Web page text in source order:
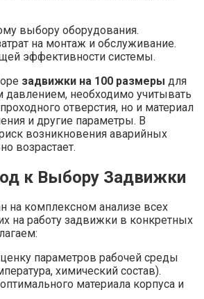
выбору оборудования.
на монтаж и обслуживание.
эффективности системы.
задвижки на 100 размеры для
необходимо учитывать
отверстия, но и материал
и другие параметры. В
возникновения аварийных
возрастает.
к Выбору Задвижки
на комплексном анализе всех
на работу задвижки в конкретных
параметров рабочей среды
химический состав).
материала корпуса и